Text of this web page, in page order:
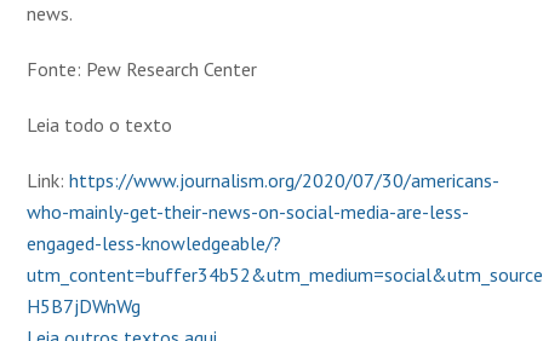
news.
Fonte: Pew Research Center
Leia todo o texto
Link:https://www.journalism.org/2020/07/30/americans-
who-mainly-get-their-news-on-social-media-are-less-
engaged-less-knowledgeable/?
H5B7jDWnWg